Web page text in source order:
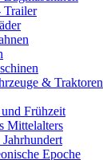
& Traktoren
Frühzeit
Mittelalters
Epoche